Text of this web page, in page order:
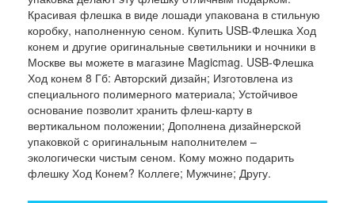
Красивая флешка в виде лошади упакована в стильную
коробку, наполненную сеном. Купить USB-Флешка Ход
конем и другие оригинальные светильники и ночники в
Москве вы можете в магазине Magicmag. USB-Флешка
Ход конем 8 Гб: Авторский дизайн; Изготовлена из
специального полимерного материала; Устойчивое
основание позволит хранить флеш-карту в
вертикальном положении; Дополнена дизайнерской
упаковкой с оригинальным наполнителем –
экологически чистым сеном. Кому можно подарить
флешку Ход Конем? Коллеге; Мужчине; Другу.